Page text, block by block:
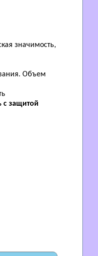
значимость,
Объем
с защитой